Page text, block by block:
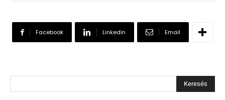
Facebook Linkedin Email
Keresés